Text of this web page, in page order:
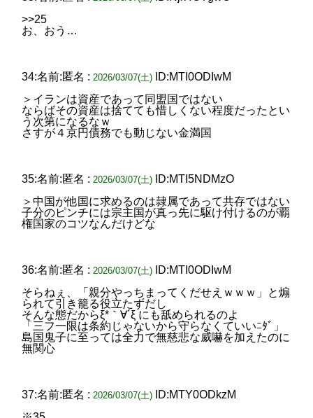
>>25
お、おう…
34:名前:匿名 : 2026/03/07(土)
ID:MTI0ODIwM
＞イランは資産であって同盟国ではない
ならばその資産は捨てても惜しくない程度だったとい
う次第になるなｗ
さすが４京円債務でも動じない金満国
35:名前:匿名 : 2026/03/07(土)
ID:MTI5NDMzO
＞中国が他国に求めるのは隷属であって共存ではない
子分のピンチには宗主国が真っ先に駆け付けるのが覇
権国家のコツなんだけどな
36:名前:匿名 : 2026/03/07(土)
ID:MTI0ODIwM
そらねぇ、「親分やっちまってくだせえｗｗｗ」と煽
られて引き籠る役立たずだし
そんな態だからξ*｀∀´ξ にも舐められるのよ
「三フ一限は条約じゃないから守らなくていいﾆﾀﾞ」
島国鬼子に至っては全力で無慈悲な威嚇を加えたのに
無関心
37:名前:匿名 : 2026/03/07(土)
ID:MTY0ODkzM